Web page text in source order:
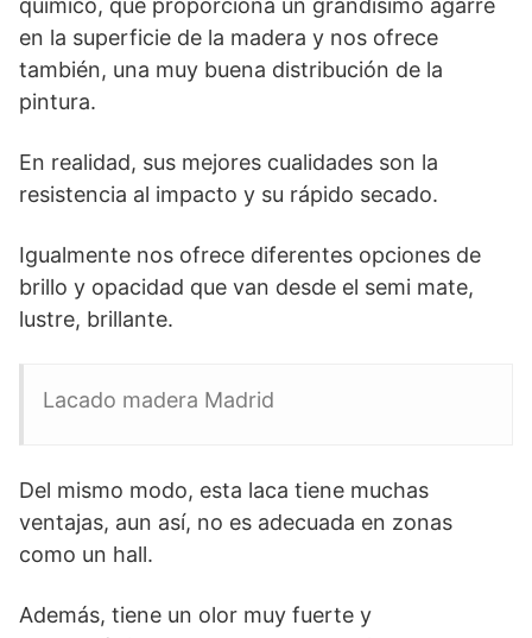
químico, que proporciona un grandísimo agarre
en la superficie de la madera y nos ofrece
también, una muy buena distribución de la
pintura.
En realidad, sus mejores cualidades son la
resistencia al impacto y su rápido secado.
Igualmente nos ofrece diferentes opciones de
brillo y opacidad que van desde el semi mate,
lustre, brillante.
Lacado madera Madrid
Del mismo modo, esta laca tiene muchas
ventajas, aun así, no es adecuada en zonas
como un hall.
Además, tiene un olor muy fuerte y